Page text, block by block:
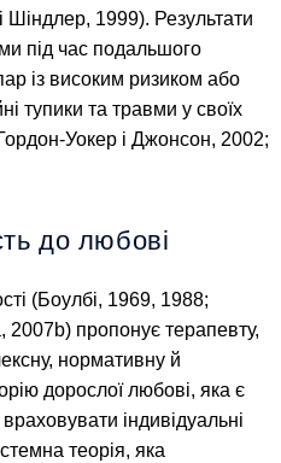
Шіндлер, 1999). Результати
під час подальшого
із високим ризиком або
тупики та травми у своїх
Уокер і Джонсон, 2002;
до любові
(Боулбі, 1969, 1988;
2007b) пропонує терапевту,
нормативну й
дорослої любові, яка є
індивідуальні
теорія, яка